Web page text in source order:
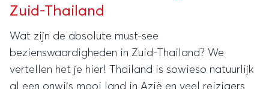
Zuid-Thailand
Wat zijn de absolute must-see
bezienswaardigheden in Zuid-Thailand? We
vertellen het je hier! Thailand is sowieso natuurlijk
al een onwijs mooi land in Azië en veel reizigers